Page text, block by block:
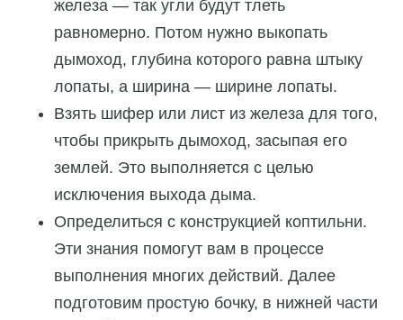
железа — так угли будут тлеть
равномерно. Потом нужно выкопать
дымоход, глубина которого равна штыку
лопаты, а ширина — ширине лопаты.
Взять шифер или лист из железа для того,
чтобы прикрыть дымоход, засыпая его
землей. Это выполняется с целью
исключения выхода дыма.
Определиться с конструкцией коптильни.
Эти знания помогут вам в процессе
выполнения многих действий. Далее
подготовим простую бочку, в нижней части